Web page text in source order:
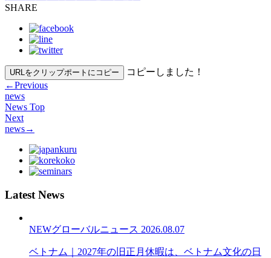
SHARE
URLをクリップポートにコピー
コピーしました！
←Previous
news
News Top
Next
news→
Latest News
NEWグローバルニュース 2026.08.07
ベトナム｜2027年の旧正月休暇は、ベトナム文化の日